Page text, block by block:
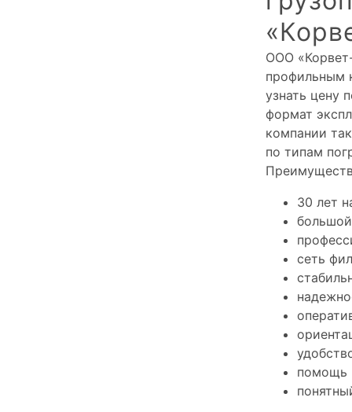
ООО
профильным
узнать цену
формат
компании
по типам
30 лет
сеть
помощь